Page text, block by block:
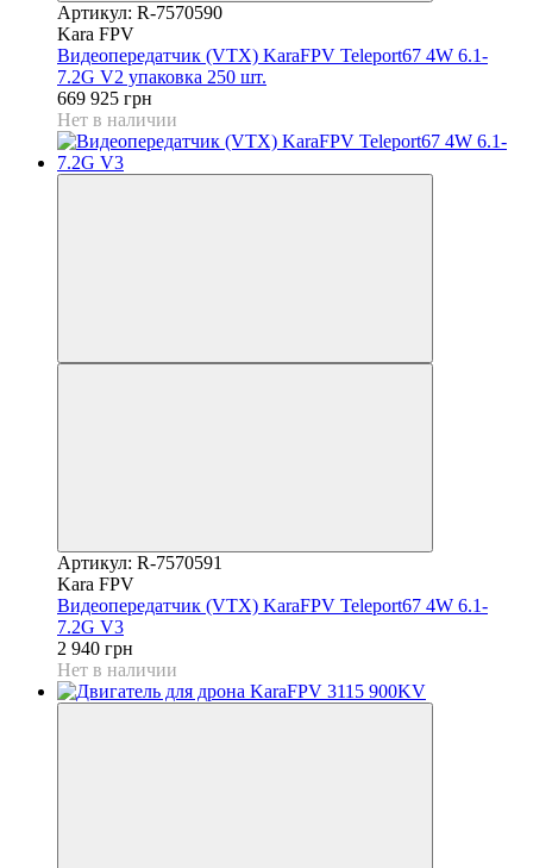
Артикул: R-7570590
Kara FPV
Видеопередатчик (VTX) KaraFPV Teleport67 4W 6.1-
7.2G V2 упаковка 250 шт.
669 925 грн
Нет в наличии
Артикул: R-7570591
Kara FPV
Видеопередатчик (VTX) KaraFPV Teleport67 4W 6.1-
7.2G V3
2 940 грн
Нет в наличии